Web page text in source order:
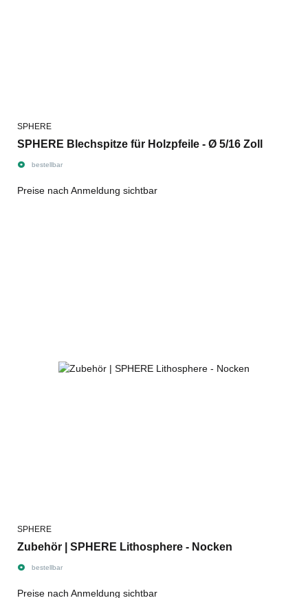
SPHERE
SPHERE Blechspitze für Holzpfeile - Ø 5/16 Zoll
bestellbar
Preise nach Anmeldung sichtbar
SPHERE
Zubehör | SPHERE Lithosphere - Nocken
bestellbar
Preise nach Anmeldung sichtbar